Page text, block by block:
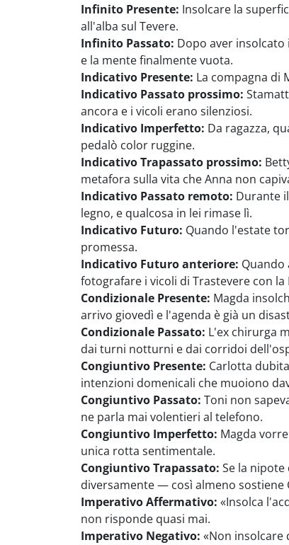
Infinito Presente: Insolcare la
all'alba sul Tevere.
Infinito Passato: Dopo aver
e la mente finalmente vuota.
Indicativo Presente: La compagna di
Indicativo Passato prossimo:
ancora e i vicoli erano silenziosi.
Indicativo Imperfetto: Da ragazza,
pedalò color ruggine.
Indicativo Trapassato prossimo:
metafora sulla vita che Anna non
Indicativo Passato remoto: Durante
legno, e qualcosa in lei rimase lì.
Indicativo Futuro: Quando l'estate
promessa.
Indicativo Futuro anteriore: Quando
fotografare i vicoli di Trastevere con la
Condizionale Presente: Magda
arrivo giovedì e l'agenda è già un
Condizionale Passato: L'ex chirurga
dai turni notturni e dai corridoi
Congiuntivo Presente: Carlotta
intenzioni domenicali che muoiono
Congiuntivo Passato: Toni non
ne parla mai volentieri al telefono.
Congiuntivo Imperfetto: Magda
unica rotta sentimentale.
Congiuntivo Trapassato: Se la
diversamente — così almeno
Imperativo Affermativo: «Insolca
non risponde quasi mai.
Imperativo Negativo: «Non insolcare